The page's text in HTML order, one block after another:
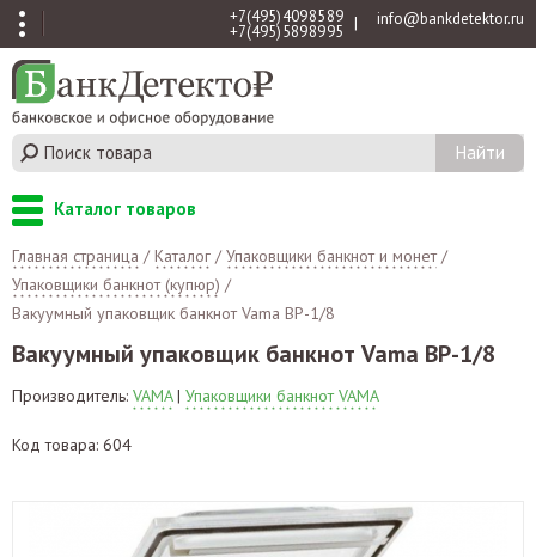
+7 (495) 409 85 89
+7 (495) 589 89 95 | info@bankdetektor.ru
Каталог товаров
Главная страница /Каталог /Упаковщики банкнот и монет/
Упаковщики банкнот (купюр) /
Вакуумный упаковщик банкнот Vama BP-1/8
Вакуумный упаковщик банкнот Vama BP-1/8
Производитель: VAMA| Упаковщики банкнот VAMA
Код товара: 604